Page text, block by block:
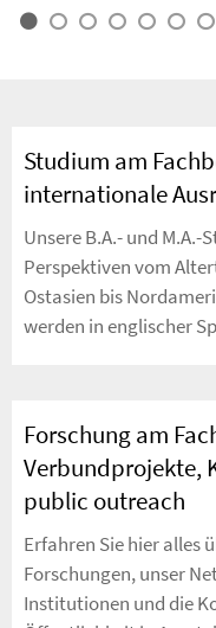
Studium am
internationale
Unsere B.A.- und
Perspektiven vom
Ostasien bis
werden in englischer
Forschung am
Verbundprojekte,
public outreach
Erfahren Sie hier alles
Forschungen, unser
Institutionen und die